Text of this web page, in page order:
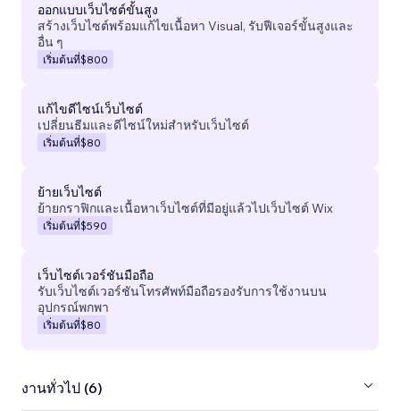
ออกแบบเว็บไซต์ขั้นสูง
สร้างเว็บไซต์พร้อมแก้ไขเนื้อหา Visual, รับฟีเจอร์ขั้นสูงและ
อื่น ๆ
เริ่มต้นที่$800
แก้ไขดีไซน์เว็บไซต์
เปลี่ยนธีมและดีไซน์ใหม่สำหรับเว็บไซต์
เริ่มต้นที่$80
ย้ายเว็บไซต์
ย้ายกราฟิกและเนื้อหาเว็บไซต์ที่มีอยู่แล้วไปเว็บไซต์ Wix
เริ่มต้นที่$590
เว็บไซต์เวอร์ชันมือถือ
รับเว็บไซต์เวอร์ชันโทรศัพท์มือถือรองรับการใช้งานบน
อุปกรณ์พกพา
เริ่มต้นที่$80
งานทั่วไป (6)